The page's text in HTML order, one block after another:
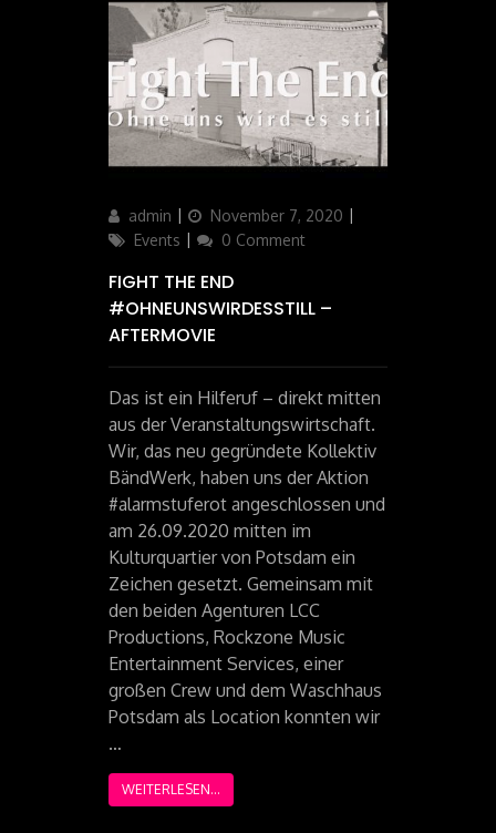
Author
admin
Updated
on
November 7, 2020
Events
0 Comment
FIGHT THE END
#OHNEUNSWIRDESSTILL –
AFTERMOVIE
Das ist ein Hilferuf – direkt mitten
aus der Veranstaltungswirtschaft.
Wir, das neu gegründete Kollektiv
BändWerk, haben uns der Aktion
#alarmstuferot angeschlossen und
am 26.09.2020 mitten im
Kulturquartier von Potsdam ein
Zeichen gesetzt. Gemeinsam mit
den beiden Agenturen LCC
Productions, Rockzone Music
Entertainment Services, einer
großen Crew und dem Waschhaus
Potsdam als Location konnten wir
…
WEITERLESEN...